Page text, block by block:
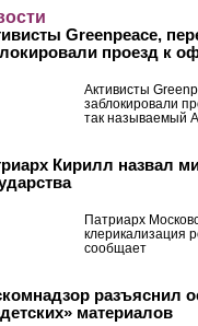
Greenpeace,
проезд к
Активисты
заблокировали
так называемый
Кирилл назвал
Патриарх
клерикализация
сообщает
разъяснил
материалов